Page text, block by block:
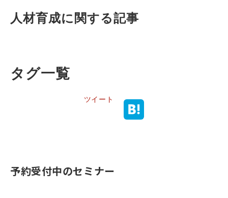
人材育成に関する記事
タグ一覧
ツイート
予約受付中のセミナー